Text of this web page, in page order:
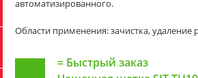
автоматизированного.
Области применения: зачистка,
= Быстрый заказ